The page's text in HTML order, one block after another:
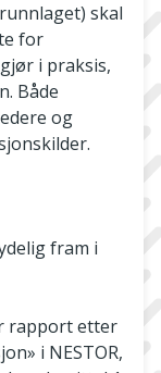
skal
for
i praksis,
Både
og
fram i
rapport etter
i NESTOR,